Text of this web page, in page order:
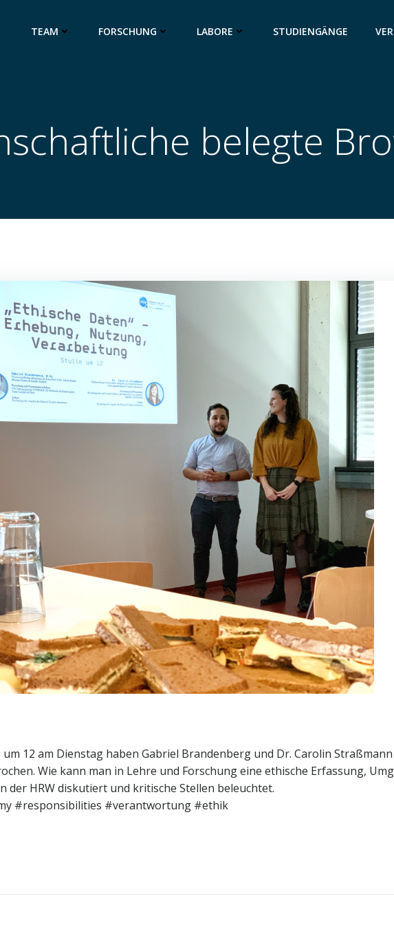
TEAM FORSCHUNG LABORE STUDIENGÄNGE
belegte
12 am Dienstag haben Gabriel Brandenberg und Dr. Carolin
Wie kann man in Lehre und Forschung eine ethische Erfassung,
HRW diskutiert und kritische Stellen beleuchtet.
#responsibilities #verantwortung #ethik